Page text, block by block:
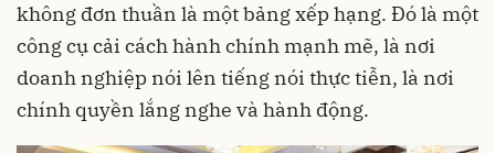
không đơn thuần là một bảng xếp hạng. Đó là một
công cụ cải cách hành chính mạnh mẽ, là nơi
doanh nghiệp nói lên tiếng nói thực tiễn, là nơi
chính quyền lắng nghe và hành động.